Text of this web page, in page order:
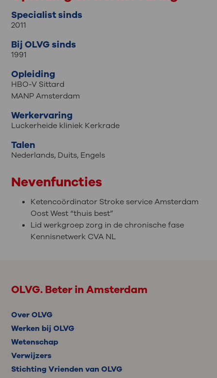
Specialist sinds
2011
Bij OLVG sinds
1991
Opleiding
HBO-V Sittard
MANP Amsterdam
Werkervaring
Luckerheide kliniek Kerkrade
Talen
Nederlands,Duits,Engels
Nevenfuncties
Ketencoördinator Stroke service Amsterdam
Oost West “thuis best”
Lid werkgroep zorg in de chronische fase
Kennisnetwerk CVA NL
OLVG. Beter in Amsterdam
Over OLVG
Werken bij OLVG
Wetenschap
Verwijzers
Stichting Vrienden van OLVG